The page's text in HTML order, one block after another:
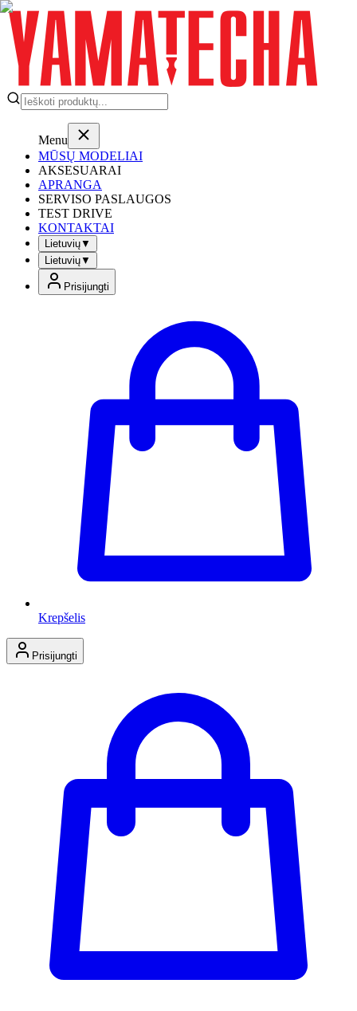
Menu
MŪSŲ MODELIAI
AKSESUARAI
APRANGA
SERVISO PASLAUGOS
TEST DRIVE
KONTAKTAI
Lietuvių▼
Lietuvių▼
Prisijungti
Krepšelis
Prisijungti